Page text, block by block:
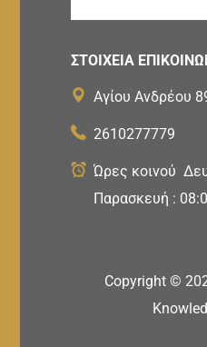
ΣΤΟΙΧΕΙΑ
Αγίου Ανδρέου
2610277779
Ώρες κοινού
Παρασκευή :
Copyright ©